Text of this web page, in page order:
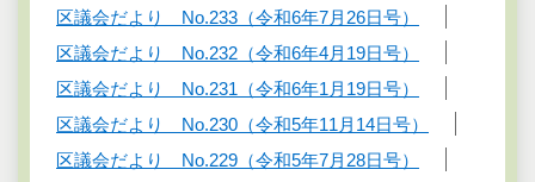
区議会だより No.233（令和6年7月26日号）
区議会だより No.232（令和6年4月19日号）
区議会だより No.231（令和6年1月19日号）
区議会だより No.230（令和5年11月14日号）
区議会だより No.229（令和5年7月28日号）